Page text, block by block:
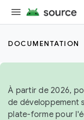
DOCUMENTATION
À partir de 2026,
de développement
plate-forme pour